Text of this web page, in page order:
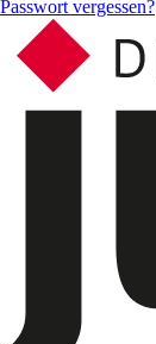
Passwort vergessen?